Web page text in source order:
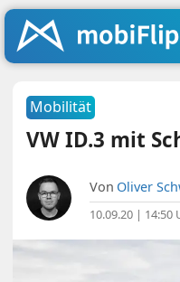
Mobilität
VW ID.3 mit
Von Oliver
10.09.20 | 14:50